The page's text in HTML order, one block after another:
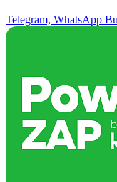
Telegram, WhatsApp